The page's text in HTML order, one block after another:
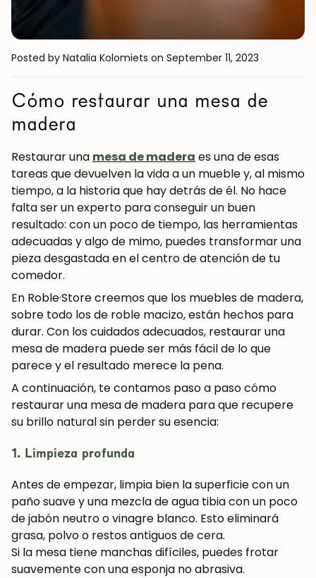
Posted by Natalia Kolomiets on September 11, 2023
Cómo restaurar una mesa de
madera
Restaurar una mesa de madera es una de esas
tareas que devuelven la vida a un mueble y, al mismo
tiempo, a la historia que hay detrás de él. No hace
falta ser un experto para conseguir un buen
resultado: con un poco de tiempo, las herramientas
adecuadas y algo de mimo, puedes transformar una
pieza desgastada en el centro de atención de tu
comedor.
En Roble·Store creemos que los muebles de madera,
sobre todo los de roble macizo, están hechos para
durar. Con los cuidados adecuados, restaurar una
mesa de madera puede ser más fácil de lo que
parece y el resultado merece la pena.
A continuación, te contamos paso a pasocómo
restaurar una mesa de madera para que recupere
su brillo natural sin perder su esencia:
1. Limpieza profunda
Antes de empezar, limpia bien la superficie con un
paño suave y una mezcla de agua tibia con un poco
de jabón neutro o vinagre blanco. Esto eliminará
grasa, polvo o restos antiguos de cera.
Si la mesa tiene manchas difíciles, puedes frotar
suavemente con una esponja no abrasiva.